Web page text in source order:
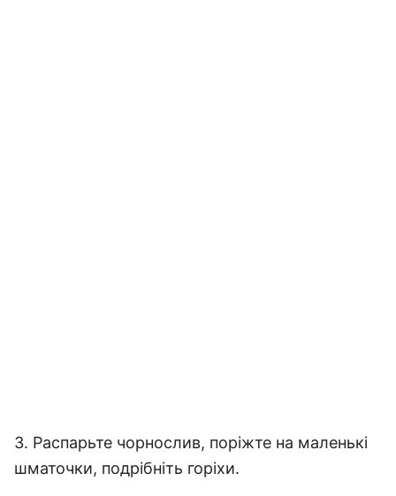
3. Распарьте чорнослив, поріжте на маленькі
шматочки, подрібніть горіхи.